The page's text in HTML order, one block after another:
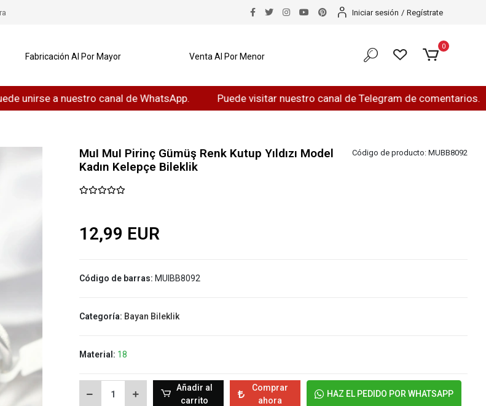
a nuestro canal de WhatsApp. Puede visitar nuestro canal de Telegram de comentarios.
Iniciar sesión / Regístrate
Fabricación Al Por Mayor Venta Al Por Menor
0
MuI MuI Pirinç Gümüş Renk Kutup Yıldızı Model
Kadın Kelepçe Bileklik
Código de producto: MUBB8092
12,99 EUR
Código de barras: MUIBB8092
Categoría: Bayan Bileklik
Material: 18
Añadir al
carrito
Comprar
ahora
HAZ EL PEDIDO POR WHATSAPP